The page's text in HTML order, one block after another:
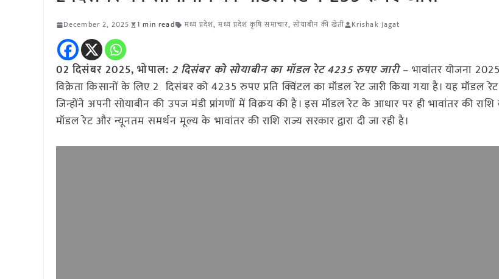
December 2, 2025 1 min read मध्य प्रदेश,मध्य प्रदेश कृषि समाचार,सोयाबीन की खेती Krishak Jagat
02 दिसंबर 2025, भोपाल: 2 दिसंबर को सोयाबीन का मॉडल रेट 4235 रुपए जारी – भावांतर योजना
विक्रेता किसानों के लिए 2 दिसंबर को 4235 रुपए प्रति क्विंटल का मॉडल रेट जारी किया गया है। यह मॉडल
जिन्होंने अपनी सोयाबीन की उपज मंडी प्रांगणों में विक्रय की है। इस मॉडल रेट के आधार पर ही भावांतर की
मॉडल रेट और न्यूनतम समर्थन मूल्य के भावांतर की राशि राज्य सरकार द्वारा दी जा रही है।